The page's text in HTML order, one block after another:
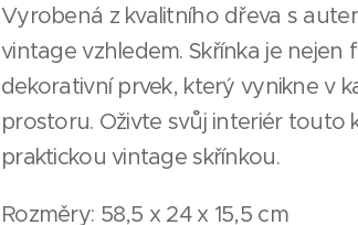
Vyrobená z kvalitního dřeva s
vintage vzhledem. Skřínka je nejen
dekorativní prvek, který vynikne v
prostoru. Oživte svůj interiér touto
praktickou vintage skřínkou.
Rozměry: 58,5 x 24 x 15,5 cm